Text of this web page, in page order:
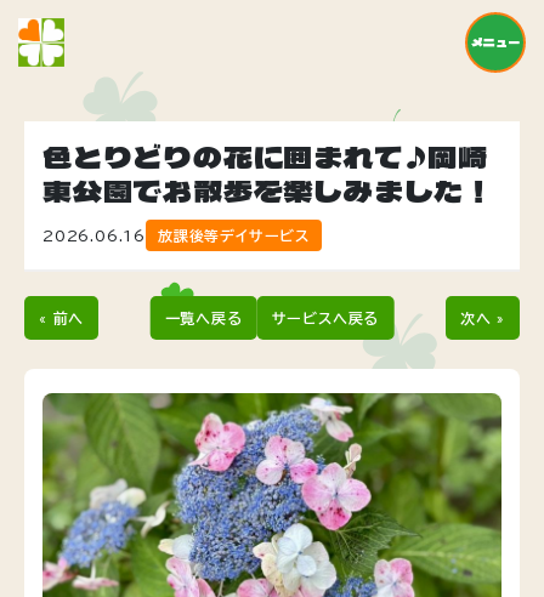
メニュー
色とりどりの花に囲まれて♪岡崎
東公園でお散歩を楽しみました！
2026.06.16 放課後等デイサービス
« 前へ 一覧へ戻る サービスへ戻る 次へ »